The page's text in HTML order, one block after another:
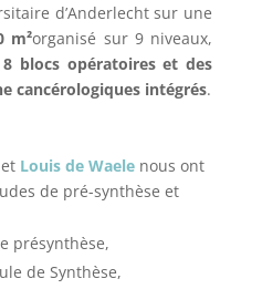
d’Anderlecht sur une
m²organisé sur 9 niveaux,
blocs opératoires et des
cancérologiques intégrés.
et Louis de Waelenous ont
de pré-synthèse et
présynthèse,
de Synthèse,